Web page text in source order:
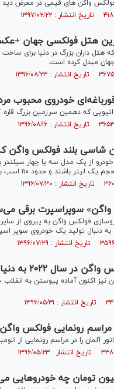
واگن های قیمی در معرض دید
هتل فولکسی جهان
هتل داران بزرگ در دنیا برای
مبدل کرده است.
خودروی محبوب
که دهمین سرزمین بزرگ
بلند فولکس واگن که در ۲۰۱۸
خودرو از یک مدل سه یا چهار
باشند و حدود ۱۱۰ اسب بخار قدرت دارند.
سوپراسپرت برقی
فولکس واگن به پیروی از سایر
به دنبال تولید یک خودروی سوپر
سال ۲۰۲۲ به دنیا می‌آید + عکس
مراسم رونمایی فولکس
آلمان را در مراسم رونمایی از اتومبیل فولکس